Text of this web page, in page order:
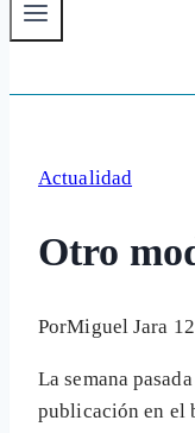
Actualidad
Otro
PorMiguel Jara
La semana
publicación en el